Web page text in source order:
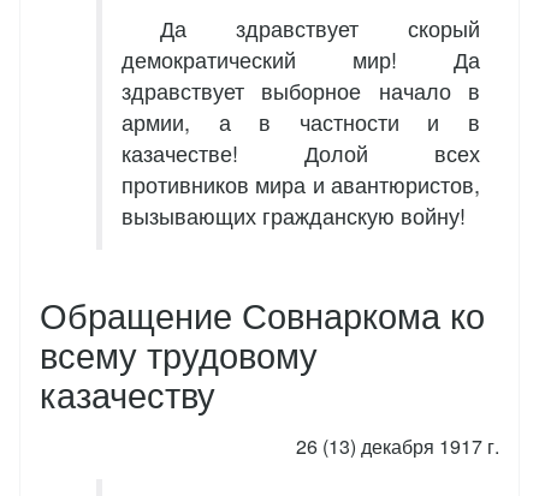
Да здравствует скорый
демократический мир! Да
здравствует выборное начало в
армии, а в частности и в
казачестве! Долой всех
противников мира и авантюристов,
вызывающих гражданскую войну!
Обращение Совнаркома ко
всему трудовому
казачеству
26 (13) декабря 1917 г.